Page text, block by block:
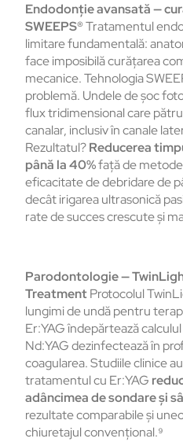
Endodonție avansată —
SWEEPS®Tratamentul
limitare fundamentală:
face imposibilă curățarea
mecanice. Tehnologia
problemă. Undele de șoc
flux tridimensional care
canalar, inclusiv în canale
Rezultatul?Reducerea
până la 40%față de
eficacitate de debridare de
decât irigarea ultrasonică
rate de succes crescute și
Parodontologie —
TreatmentProtocolul
lungimi de undă pentru
Er:YAG îndepărtează
Nd:YAG dezinfectează în
coagularea. Studiile clinice
tratamentul cu Er:YAG
adâncimea de sondare și
rezultate comparabile și
chiuretajul convențional.⁹